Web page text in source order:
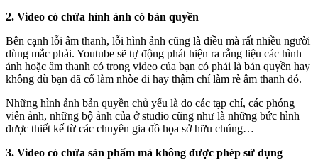
2. Video có chứa hình ảnh có bản quyền
Bên cạnh lỗi âm thanh, lỗi hình ảnh cũng là điều mà rất nhiều người
dùng mắc phải. Youtube sẽ tự động phát hiện ra rằng liệu các hình
ảnh hoặc âm thanh có trong video của bạn có phải là bản quyền hay
không dù bạn đã cố làm nhòe đi hay thậm chí làm rè âm thanh đó.
Những hình ảnh bản quyền chủ yếu là do các tạp chí, các phóng
viên ảnh, những bộ ảnh của ở studio cũng như là những bức hình
được thiết kế từ các chuyên gia đồ họa sở hữu chúng…
3. Video có chứa sản phẩm mà không được phép sử dụng